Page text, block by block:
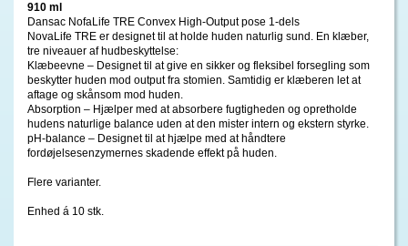
910 ml
Dansac NofaLife TRE Convex High-Output pose 1-dels
NovaLife TRE er designet til at holde huden naturlig sund. En klæber,
tre niveauer af hudbeskyttelse:
Klæbeevne – Designet til at give en sikker og fleksibel forsegling som
beskytter huden mod output fra stomien. Samtidig er klæberen let at
aftage og skånsom mod huden.
Absorption – Hjælper med at absorbere fugtigheden og opretholde
hudens naturlige balance uden at den mister intern og ekstern styrke.
pH-balance – Designet til at hjælpe med at håndtere
fordøjelsesenzymernes skadende effekt på huden.
Flere varianter.
Enhed á 10 stk.